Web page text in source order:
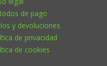
de pago
y devoluciones
de privacidad
de cookies